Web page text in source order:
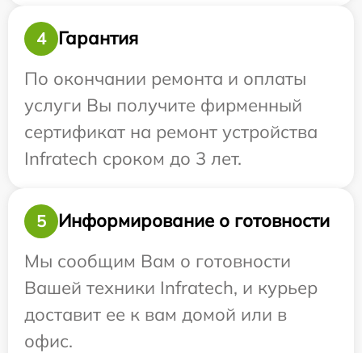
4
Гарантия
По окончании ремонта и оплаты
услуги Вы получите фирменный
сертификат на ремонт устройства
Infratech сроком до 3 лет.
5
Информирование о готовности
Мы сообщим Вам о готовности
Вашей техники Infratech, и курьер
доставит ее к вам домой или в
офис.